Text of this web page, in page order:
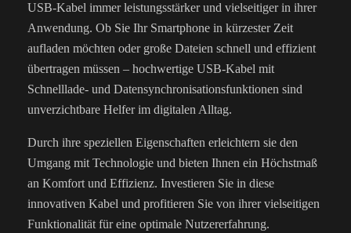
USB-Kabel immer leistungsstärker und vielseitiger in ihrer
Anwendung. Ob Sie Ihr Smartphone in kürzester Zeit
aufladen möchten oder große Dateien schnell und effizient
übertragen müssen – hochwertige USB-Kabel mit
Schnelllade- und Datensynchronisationsfunktionen sind
unverzichtbare Helfer im digitalen Alltag.
Durch ihre speziellen Eigenschaften erleichtern sie den
Umgang mit Technologie und bieten Ihnen ein Höchstmaß
an Komfort und Effizienz. Investieren Sie in diese
innovativen Kabel und profitieren Sie von ihrer vielseitigen
Funktionalität für eine optimale Nutzererfahrung.